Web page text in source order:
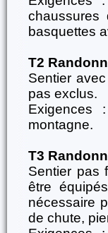
chaussures
basquettes
T2
Sentier
pas exclus.
Exigences
montagne.
T3
Sentier pas
être
nécessaire
de chute,